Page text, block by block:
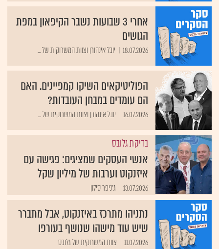
אחרי 3 שבועות נשבר הקיפאון במפת
הגושים
18.07.2026 יובל אינהורן וצוות המשרוקית של ...
הפוליטיקאים השיקו קמפיינים. האם
הם עומדים במבחן העובדות?
16.07.2026 יובל אינהורן וצוות המשרוקית של ...
בדיקת גלובס
אנשי העסקים שמציגים: פגישה עם
איזנקוט וערבות של מיליון שקל
13.07.2026 ג'ניפר סילון
נתניהו מתרכז באיזנקוט, אבל מתברר
שיש עוד מישהו שנושף בעורפו
11.07.2026 צוות המשרוקית של גלובס